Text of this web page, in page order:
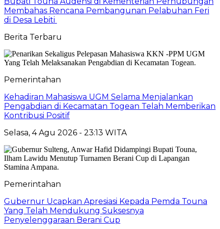
Membahas Rencana Pembangunan Pelabuhan Feri
di Desa Lebiti
Berita Terbaru
Pemerintahan
Kehadiran Mahasiswa UGM Selama Menjalankan
Pengabdian di Kecamatan Togean Telah Memberikan
Kontribusi Positif
Selasa, 4 Agu 2026 - 23:13 WITA
Pemerintahan
Gubernur Ucapkan Apresiasi Kepada Pemda Touna
Yang Telah Mendukung Suksesnya
Penyelenggaraan Berani Cup